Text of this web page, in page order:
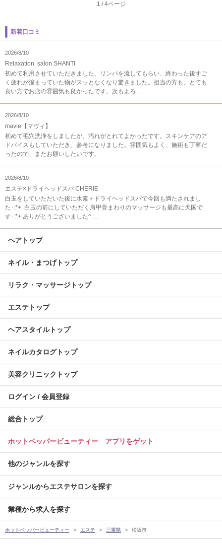
1 / 4ページ
新着口コミ
2026/8/10
Relaxation salon SHANTI
初めて利用させていただきました。リンパを流してもらい、終わった後すご
く疲れが溜まっていた物がスッとなくなり驚きました。担当の方も、とても
良い方でお店の雰囲気も良かったです。次もよろ…
2026/8/10
mavie【マヴィ】
初めて毛穴洗浄をしましたが、汚れがとれてよかったです。スキンケアのア
ドバイスもしていただき、参考になりました。雰囲気もよく、施術も丁寧だ
ったので、またお願いしたいです。
2026/8/10
エステ×ドライヘッドスパ CHERIE
白玉をしていただいた後に水素＋ドライヘッドスパで今回も満たされまし
た･:*+. 白玉の前にしていただく肩甲骨まわりのマッサージも最高に天国で
す･:*+.ありがとうございました^ …
ヘアトップ
ネイル・まつげトップ
リラク・マッサージトップ
エステトップ
ヘアスタイルトップ
ネイルカタログトップ
美容クリニックトップ
ログイン / 会員登録
総合トップ
ホットペッパービューティー アプリをゲット
他のジャンルを探す
ジャンルからエステサロンを探す
業種から求人を探す
ホットペッパービューティー エステ 三重県 松阪市